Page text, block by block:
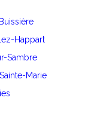
Happart
Sambre
Marie